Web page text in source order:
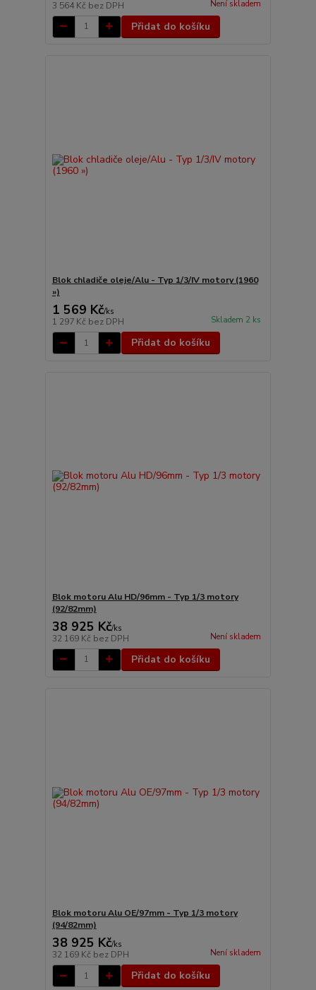
3 564 Kč bez DPH Není skladem
Přidat do košíku
Blok chladiče oleje/Alu - Typ 1/3/IV motory (1960
»)
1 569 Kč/ks
1 297 Kč bez DPH Skladem 2 ks
Přidat do košíku
Blok motoru Alu HD/96mm - Typ 1/3 motory
(92/82mm)
38 925 Kč/ks
32 169 Kč bez DPH Není skladem
Přidat do košíku
Blok motoru Alu OE/97mm - Typ 1/3 motory
(94/82mm)
38 925 Kč/ks
32 169 Kč bez DPH Není skladem
Přidat do košíku